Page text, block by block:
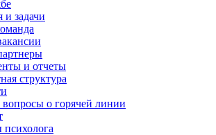
задачи
и отчеты
структура
вопросы о горячей линии
психолога